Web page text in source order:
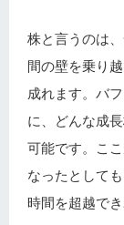
株と言うのは
間の壁を乗り
成れます。バ
に、どんな成
可能です。こ
なったとして
時間を超越で